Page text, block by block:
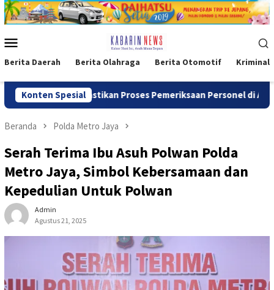
Loncat
ke
Mobile
Berita Daerah Berita Olahraga Berita Otomotif Kriminal
Konten Spesial
Polri Pastikan Proses Pemeriksaan Personel di Aceh
Beranda Polda Metro Jaya
Serah Terima Ibu Asuh Polwan Polda
Metro Jaya, Simbol Kebersamaan dan
Kepedulian Untuk Polwan
Admin
Agustus 21, 2025